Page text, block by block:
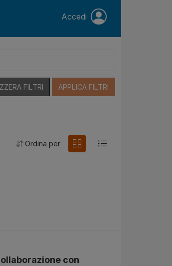
Accedi
FILTRI APPLICA FILTRI
Ordina per
con